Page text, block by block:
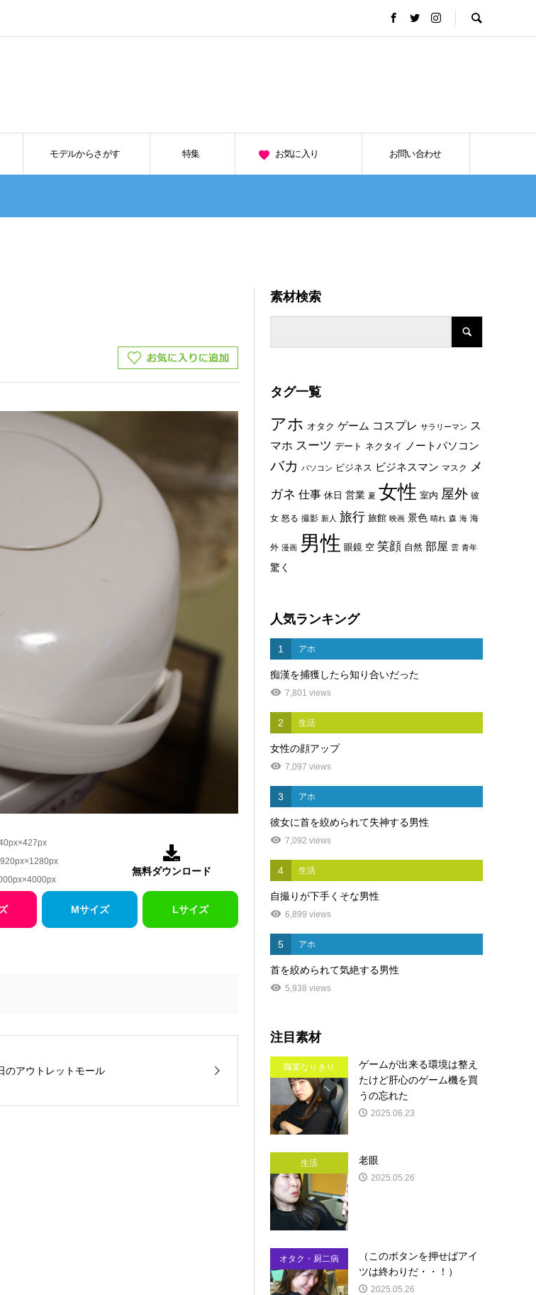
モデルからさがす 特集 お気に入り お問い合わせ

無料ダウンロード
Mサイズ Lサイズ
のアウトレットモール
素材検索
タグ一覧
アホ オタク ゲーム コスプレ サラリーマン ス
マホ スーツ デート ネクタイ ノートパソコン
バカ パソコン ビジネス ビジネスマン マスク メ
ガネ 仕事 休日 営業 夏 女性 室内 屋外 彼
女 怒る 撮影 新人 旅行 旅館 映画 景色 晴れ 森 海 海
外 漫画 男性 眼鏡 空 笑顔 自然 部屋 雲 青年
驚く
人気ランキング
1 アホ
痴漢を捕獲したら知り合いだった
7,801 views
2 生活
女性の顔アップ
7,097 views
3 アホ
彼女に首を絞められて失神する男性
7,092 views
4 生活
自撮りが下手くそな男性
6,899 views
5 アホ
首を絞められて気絶する男性
5,938 views
注目素材
職業なりきり
ゲームが出来る環境は整え
たけど肝心のゲーム機を買
うの忘れた
2025.06.23
生活 老眼
2025.05.26
オタク・厨二病
（このボタンを押せばアイ
ツは終わりだ・・！）
2025.05.26